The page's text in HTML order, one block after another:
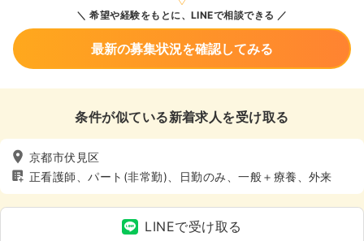
希望や経験をもとに、LINEで相談できる
最新の募集状況を確認してみる
条件が似ている新着求人を受け取る
京都市伏見区
正看護師、パート(非常勤)、日勤のみ、一般＋療養、外来
LINEで受け取る